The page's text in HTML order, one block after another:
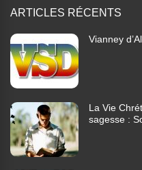
ARTICLES RÉCENTS
Vianney
La Vie
sagesse :